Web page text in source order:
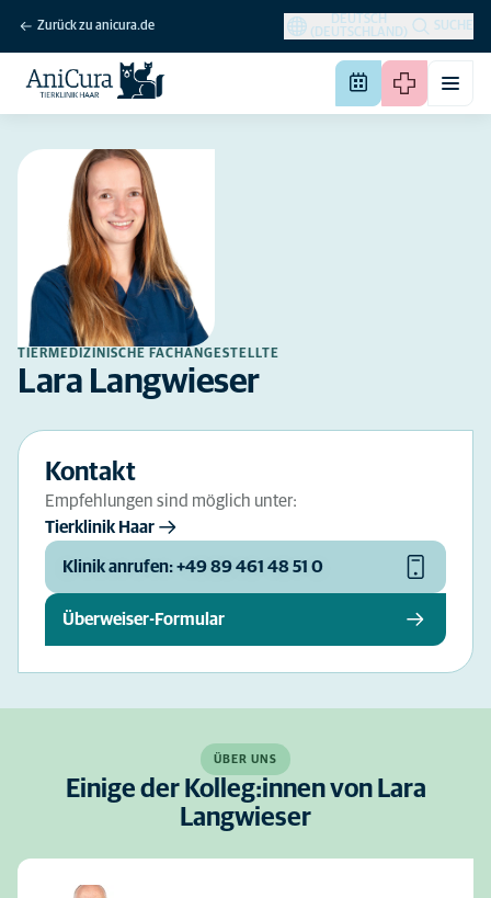
Zurück zu anicura.de
DEUTSCH
(DEUTSCHLAND)
SUCHE
TIERMEDIZINISCHE FACHANGESTELLTE
Lara Langwieser
Kontakt
Empfehlungen sind möglich unter:
Tierklinik Haar
Klinik anrufen: +49 89 461 48 51 0
Überweiser-Formular
ÜBER UNS
Einige der Kolleg:innen von Lara
Langwieser